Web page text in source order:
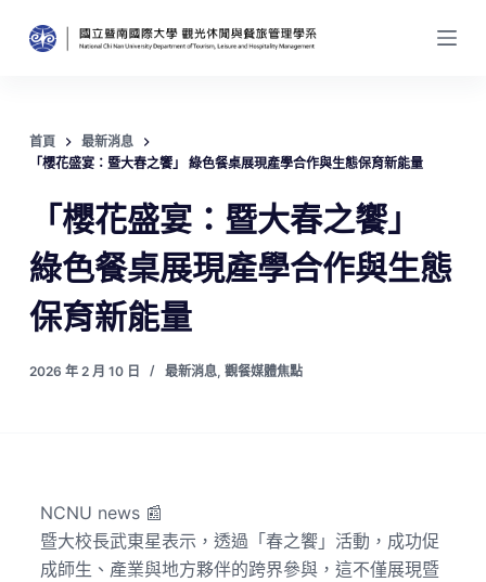
跳
至
內
容
首頁
最新消息
「櫻花盛宴：暨大春之饗」 綠色餐桌展現產學合作與生態保育新能量
「櫻花盛宴：暨大春之饗」
綠色餐桌展現產學合作與生態
保育新能量
2026 年 2 月 10 日 最新消息, 觀餐媒體焦點
NCNU news 📰
暨大校長武東星表示，透過「春之饗」活動，成功促
成師生、產業與地方夥伴的跨界參與，這不僅展現暨